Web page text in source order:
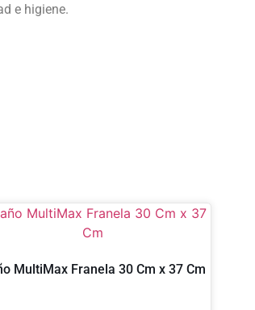
e higiene.
MultiMax Franela 30 Cm x 37 Cm